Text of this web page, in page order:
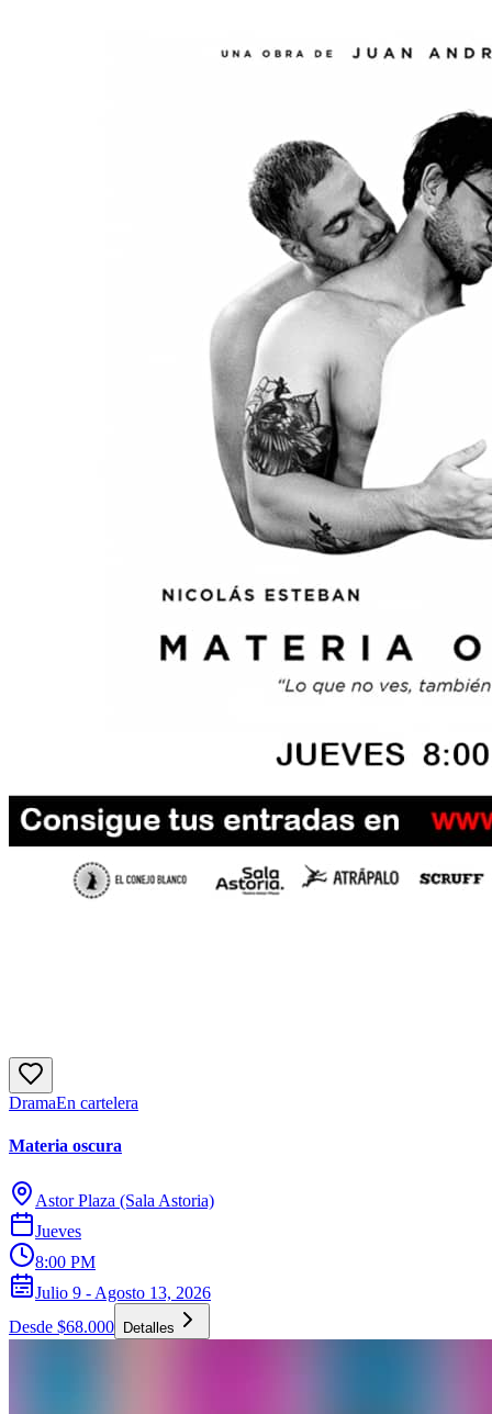
DramaEn cartelera
Materia oscura
Astor Plaza (Sala Astoria)
Jueves
8:00 PM
Julio 9 - Agosto 13, 2026
Desde $68.000
Detalles